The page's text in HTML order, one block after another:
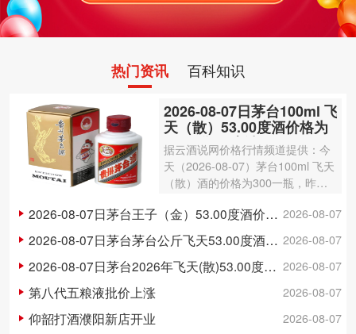
热门资讯 百科知识
2026-08-07日茅台100ml 飞
天（散）53.00度酒价格为
300一瓶，上涨 3元
据云酒说网价格行情频道提供：今
天（2026-08-07）茅台100ml 飞天
（散）酒的价格为300一瓶，昨日
00ml 飞天（散）酒容量为100ml，
酒精度数为53.00度。茅台酒除了年
份因素之外…
2026-08-07
2026-08-07日茅台王子（金）53.00度酒价格为148一瓶，下跌 5元
2026-08-07
2026-08-07日茅台茅台公斤飞天53.00度酒价格为3,250一瓶，下跌 20元
2026-08-07
2026-08-07日茅台2026年飞天(散)53.00度酒价格为1,700一瓶，上涨 5元
2026-08-07
第八代五粮液批价上涨
2026-08-07
仰韶打酒濮阳新店开业